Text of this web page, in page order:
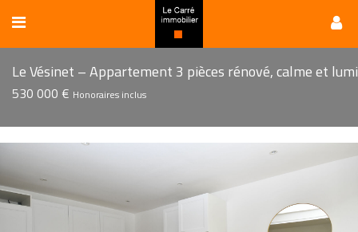
530 000 € Honoraires inclus